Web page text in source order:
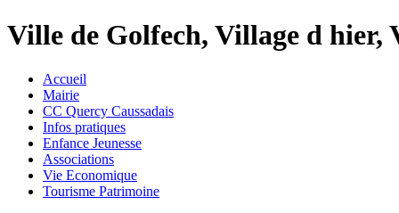
Ville de Golfech, Village d
Accueil
Mairie
CC Quercy Caussadais
Infos pratiques
Enfance Jeunesse
Associations
Vie Economique
Tourisme Patrimoine